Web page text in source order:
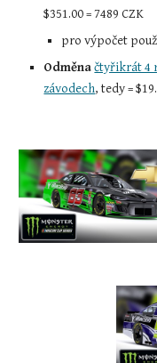
$351.00 = 7489 CZK
pro výpočet
Odměna čtyřikrát 4
závodech, tedy =